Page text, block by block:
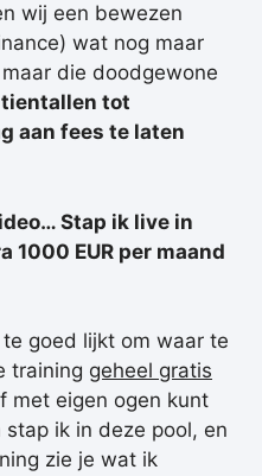
wij een bewezen
wat nog maar
die doodgewone
tot
aan fees te laten
Stap ik live in
1000 EUR per maand
goed lijkt om waar te
training geheel gratis
met eigen ogen kunt
ik in deze pool, en
zie je wat ik